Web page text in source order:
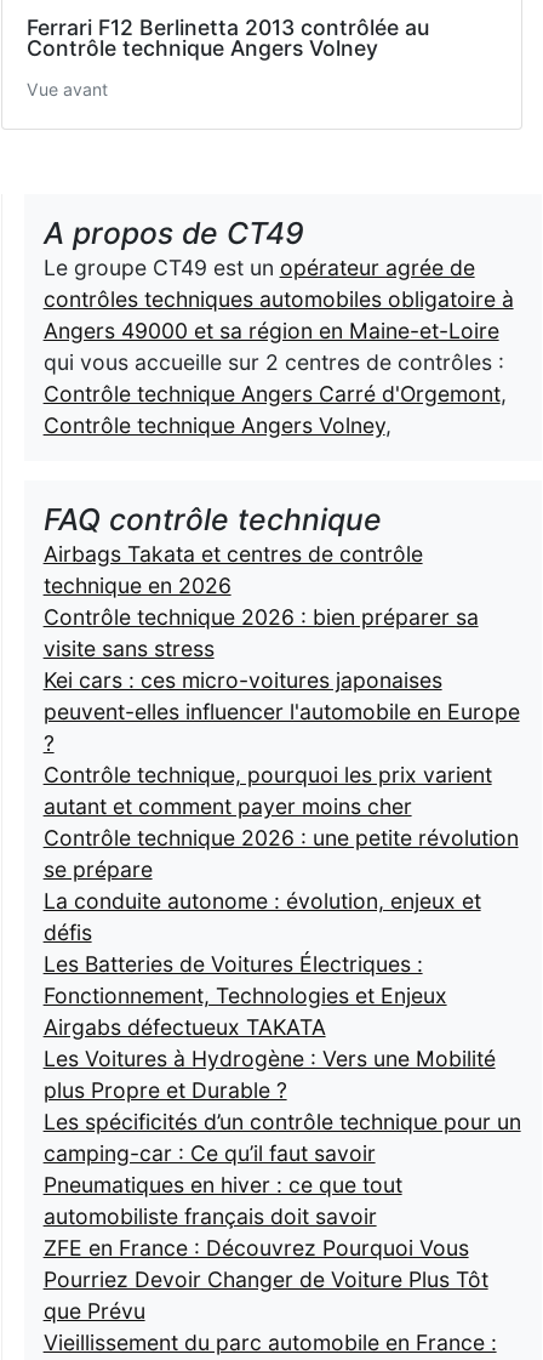
Ferrari F12 Berlinetta 2013 contrôlée au
Contrôle technique Angers Volney
Vue avant
A propos de CT49
Le groupe CT49 est un opérateur agrée de
contrôles techniques automobiles obligatoire à
Angers 49000 et sa région en Maine-et-Loire
qui vous accueille sur 2 centres de contrôles :
Contrôle technique Angers Carré d'Orgemont,
Contrôle technique Angers Volney,
FAQ contrôle technique
Airbags Takata et centres de contrôle
technique en 2026
Contrôle technique 2026 : bien préparer sa
visite sans stress
Kei cars : ces micro-voitures japonaises
peuvent-elles influencer l'automobile en Europe
?
Contrôle technique, pourquoi les prix varient
autant et comment payer moins cher
Contrôle technique 2026 : une petite révolution
se prépare
La conduite autonome : évolution, enjeux et
défis
Les Batteries de Voitures Électriques :
Fonctionnement, Technologies et Enjeux
Airgabs défectueux TAKATA
Les Voitures à Hydrogène : Vers une Mobilité
plus Propre et Durable ?
Les spécificités d’un contrôle technique pour un
camping-car : Ce qu’il faut savoir
Pneumatiques en hiver : ce que tout
automobiliste français doit savoir
ZFE en France : Découvrez Pourquoi Vous
Pourriez Devoir Changer de Voiture Plus Tôt
que Prévu
Vieillissement du parc automobile en France :